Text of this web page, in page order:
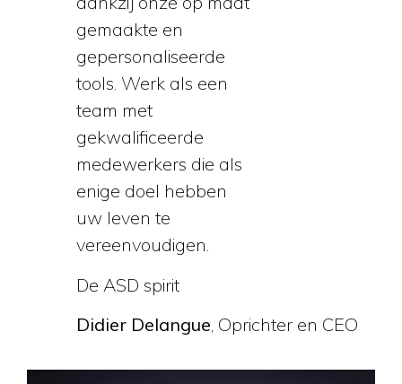
gemaakte en
gepersonaliseerde
tools. Werk als een
team met
gekwalificeerde
medewerkers die als
enige doel hebben
uw leven te
vereenvoudigen.
De ASD spirit
Didier Delangue, Oprichter en CEO